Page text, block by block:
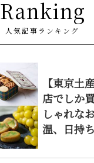
Ranking
人気記事ランキング
【東京土
店でしか
しゃれな
温、日持